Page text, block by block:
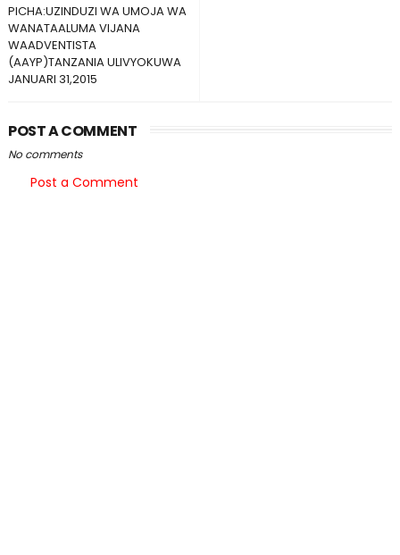
PICHA:UZINDUZI WA UMOJA WA
WANATAALUMA VIJANA
WAADVENTISTA
(AAYP)TANZANIA ULIVYOKUWA
JANUARI 31,2015
POST A COMMENT
No comments
Post a Comment